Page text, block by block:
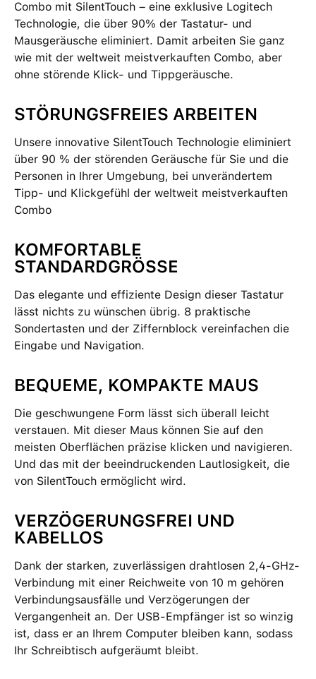
Combo mit SilentTouch – eine exklusive Logitech
Technologie, die über 90% der Tastatur- und
Mausgeräusche eliminiert. Damit arbeiten Sie ganz
wie mit der weltweit meistverkauften Combo, aber
ohne störende Klick- und Tippgeräusche.
STÖRUNGSFREIES ARBEITEN
Unsere innovative SilentTouch Technologie eliminiert
über 90 % der störenden Geräusche für Sie und die
Personen in Ihrer Umgebung, bei unverändertem
Tipp- und Klickgefühl der weltweit meistverkauften
Combo
KOMFORTABLE
STANDARDGRÖSSE
Das elegante und effiziente Design dieser Tastatur
lässt nichts zu wünschen übrig. 8 praktische
Sondertasten und der Ziffernblock vereinfachen die
Eingabe und Navigation.
BEQUEME, KOMPAKTE MAUS
Die geschwungene Form lässt sich überall leicht
verstauen. Mit dieser Maus können Sie auf den
meisten Oberflächen präzise klicken und navigieren.
Und das mit der beeindruckenden Lautlosigkeit, die
von SilentTouch ermöglicht wird.
VERZÖGERUNGSFREI UND
KABELLOS
Dank der starken, zuverlässigen drahtlosen 2,4-GHz-
Verbindung mit einer Reichweite von 10 m gehören
Verbindungsausfälle und Verzögerungen der
Vergangenheit an. Der USB-Empfänger ist so winzig
ist, dass er an Ihrem Computer bleiben kann, sodass
Ihr Schreibtisch aufgeräumt bleibt.